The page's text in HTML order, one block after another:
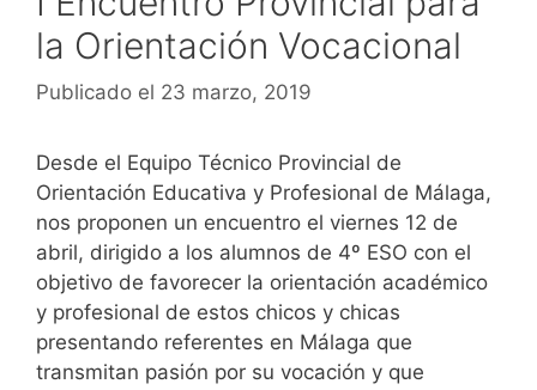
la Orientación Vocacional
Publicado el 23 marzo, 2019
Desde el Equipo Técnico Provincial de
Orientación Educativa y Profesional de Málaga,
nos proponen un encuentro el viernes 12 de
abril, dirigido a los alumnos de 4º ESO con el
objetivo de favorecer la orientación académico
y profesional de estos chicos y chicas
presentando referentes en Málaga que
transmitan pasión por su vocación y que